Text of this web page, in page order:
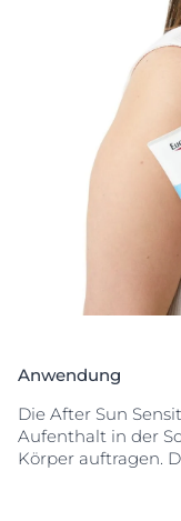
Sensitive Relief
sonnengestresste
Neutralisation
unterstützt die
Haut vor
zu schützen.
Empfohlen für alle
Sonnenallergie
Lichtdermatose.
Gel-Creme ist
ab 3 Jahren
Anwendung
Die After Sun
Aufenthalt in der
Körper auftragen.